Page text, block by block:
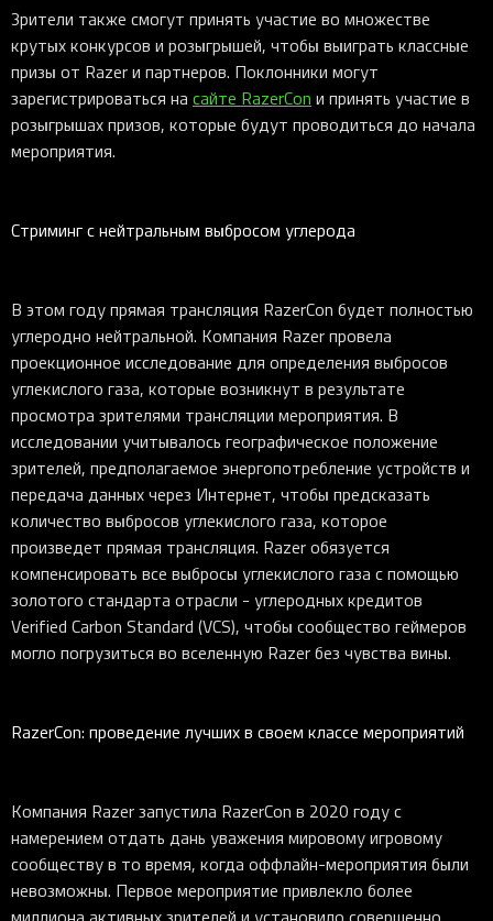
Зрители также смогут принять участие во множестве
крутых конкурсов и розыгрышей, чтобы выиграть классные
призы от Razer и партнеров. Поклонники могут
зарегистрироваться на сайте RazerCon и принять участие в
розыгрышах призов, которые будут проводиться до начала
мероприятия.
Стриминг с нейтральным выбросом углерода
В этом году прямая трансляция RazerCon будет полностью
углеродно нейтральной. Компания Razer провела
проекционное исследование для определения выбросов
углекислого газа, которые возникнут в результате
просмотра зрителями трансляции мероприятия. В
исследовании учитывалось географическое положение
зрителей, предполагаемое энергопотребление устройств и
передача данных через Интернет, чтобы предсказать
количество выбросов углекислого газа, которое
произведет прямая трансляция. Razer обязуется
компенсировать все выбросы углекислого газа с помощью
золотого стандарта отрасли - углеродных кредитов
Verified Carbon Standard (VCS), чтобы сообщество геймеров
могло погрузиться во вселенную Razer без чувства вины.
RazerCon: проведение лучших в своем классе мероприятий
Компания Razer запустила RazerCon в 2020 году с
намерением отдать дань уважения мировому игровому
сообществу в то время, когда оффлайн-мероприятия были
невозможны. Первое мероприятие привлекло более
миллиона активных зрителей и установило совершенно